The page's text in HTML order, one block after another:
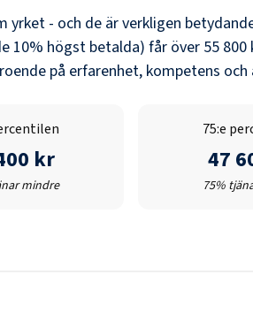
yrket - och de är verkligen
10% högst betalda) får över 55 800
på erfarenhet, kompetens
kr
mindre
75:e
47
75%